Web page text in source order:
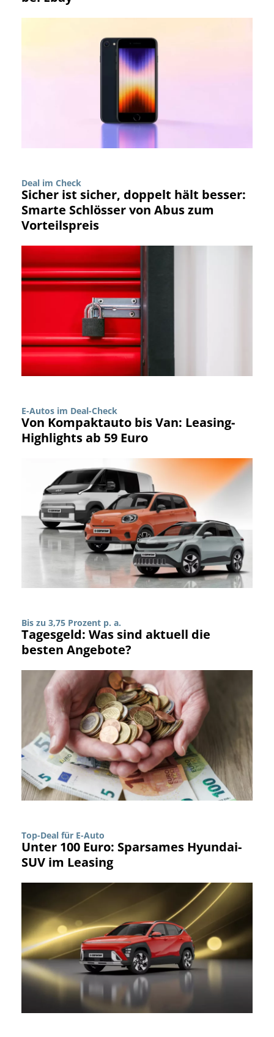
Deal im Check
Sicher ist sicher, doppelt hält besser:
Smarte Schlösser von Abus zum
Vorteilspreis
E-Autos im Deal-Check
Von Kompaktauto bis Van: Leasing-
Highlights ab 59 Euro
Bis zu 3,75 Prozent p. a.
Tagesgeld: Was sind aktuell die
besten Angebote?
Top-Deal für E-Auto
Unter 100 Euro: Sparsames Hyundai-
SUV im Leasing